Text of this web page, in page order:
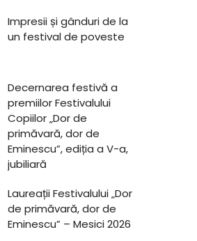
Impresii și gânduri de la
un festival de poveste
Decernarea festivă a
premiilor Festivalului
Copiilor „Dor de
primăvară, dor de
Eminescu”, ediția a V-a,
jubiliară
Laureații Festivalului „Dor
de primăvară, dor de
Eminescu” – Mesici 2026